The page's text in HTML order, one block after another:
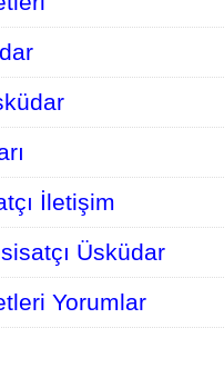
İletişim
Üsküdar
Yorumlar